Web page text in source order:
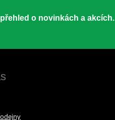
o novinkách a akcích.